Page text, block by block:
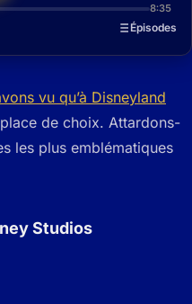
8:35
Épisodes
vu qu’à Disneyland
de choix. Attardons-
les plus emblématiques
Studios